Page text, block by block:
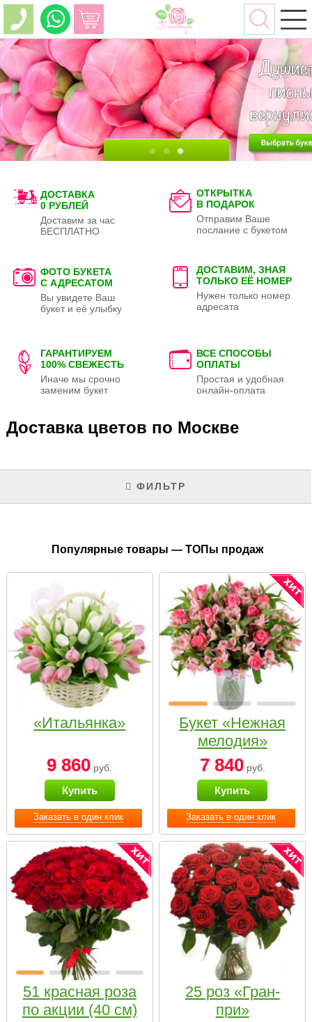
ДОСТАВКА
0 РУБЛЕЙ
Доставим за час
БЕСПЛАТНО
ОТКРЫТКА
В ПОДАРОК
Отправим Ваше
послание с букетом
ФОТО БУКЕТА
С АДРЕСАТОМ
Вы увидете Ваш
букет и её улыбку
ДОСТАВИМ, ЗНАЯ
ТОЛЬКО ЕЁ НОМЕР
Нужен только номер
адресата
ГАРАНТИРУЕМ
100% СВЕЖЕСТЬ
Иначе мы срочно
заменим букет
ВСЕ СПОСОБЫ
ОПЛАТЫ
Простая и удобная
онлайн-оплата
Доставка цветов по Москве
ФИЛЬТР
Популярные товары — ТОПы продаж
Заказать в один клик
«Итальянка»
9 860 руб.
Купить
Заказать в один клик
Букет «Нежная
мелодия»
7 840руб.
Купить
51 красная роза
по акции (40 см)
25 роз «Гран-
при»